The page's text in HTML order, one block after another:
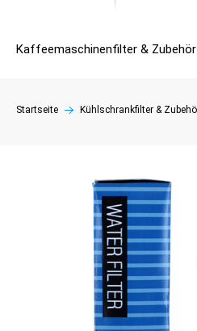
Kaffeemaschinenfilter & Zubehör
Startseite Kühlschrankfilter &